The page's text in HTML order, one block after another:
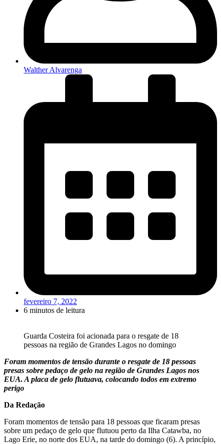
Walther Alvarenga
fevereiro 7, 2022
6 minutos de leitura
Guarda Costeira foi acionada para o resgate de 18
pessoas na região de Grandes Lagos no domingo
Foram momentos de tensão durante o resgate de 18 pessoas
presas sobre pedaço de gelo na região de Grandes Lagos nos
EUA. A placa de gelo flutuava, colocando todos em extremo
perigo
Da Redação
Foram momentos de tensão para 18 pessoas que ficaram presas
sobre um pedaço de gelo que flutuou perto da Ilha Catawba, no
Lago Erie, no norte dos EUA, na tarde do domingo (6). A princípio,